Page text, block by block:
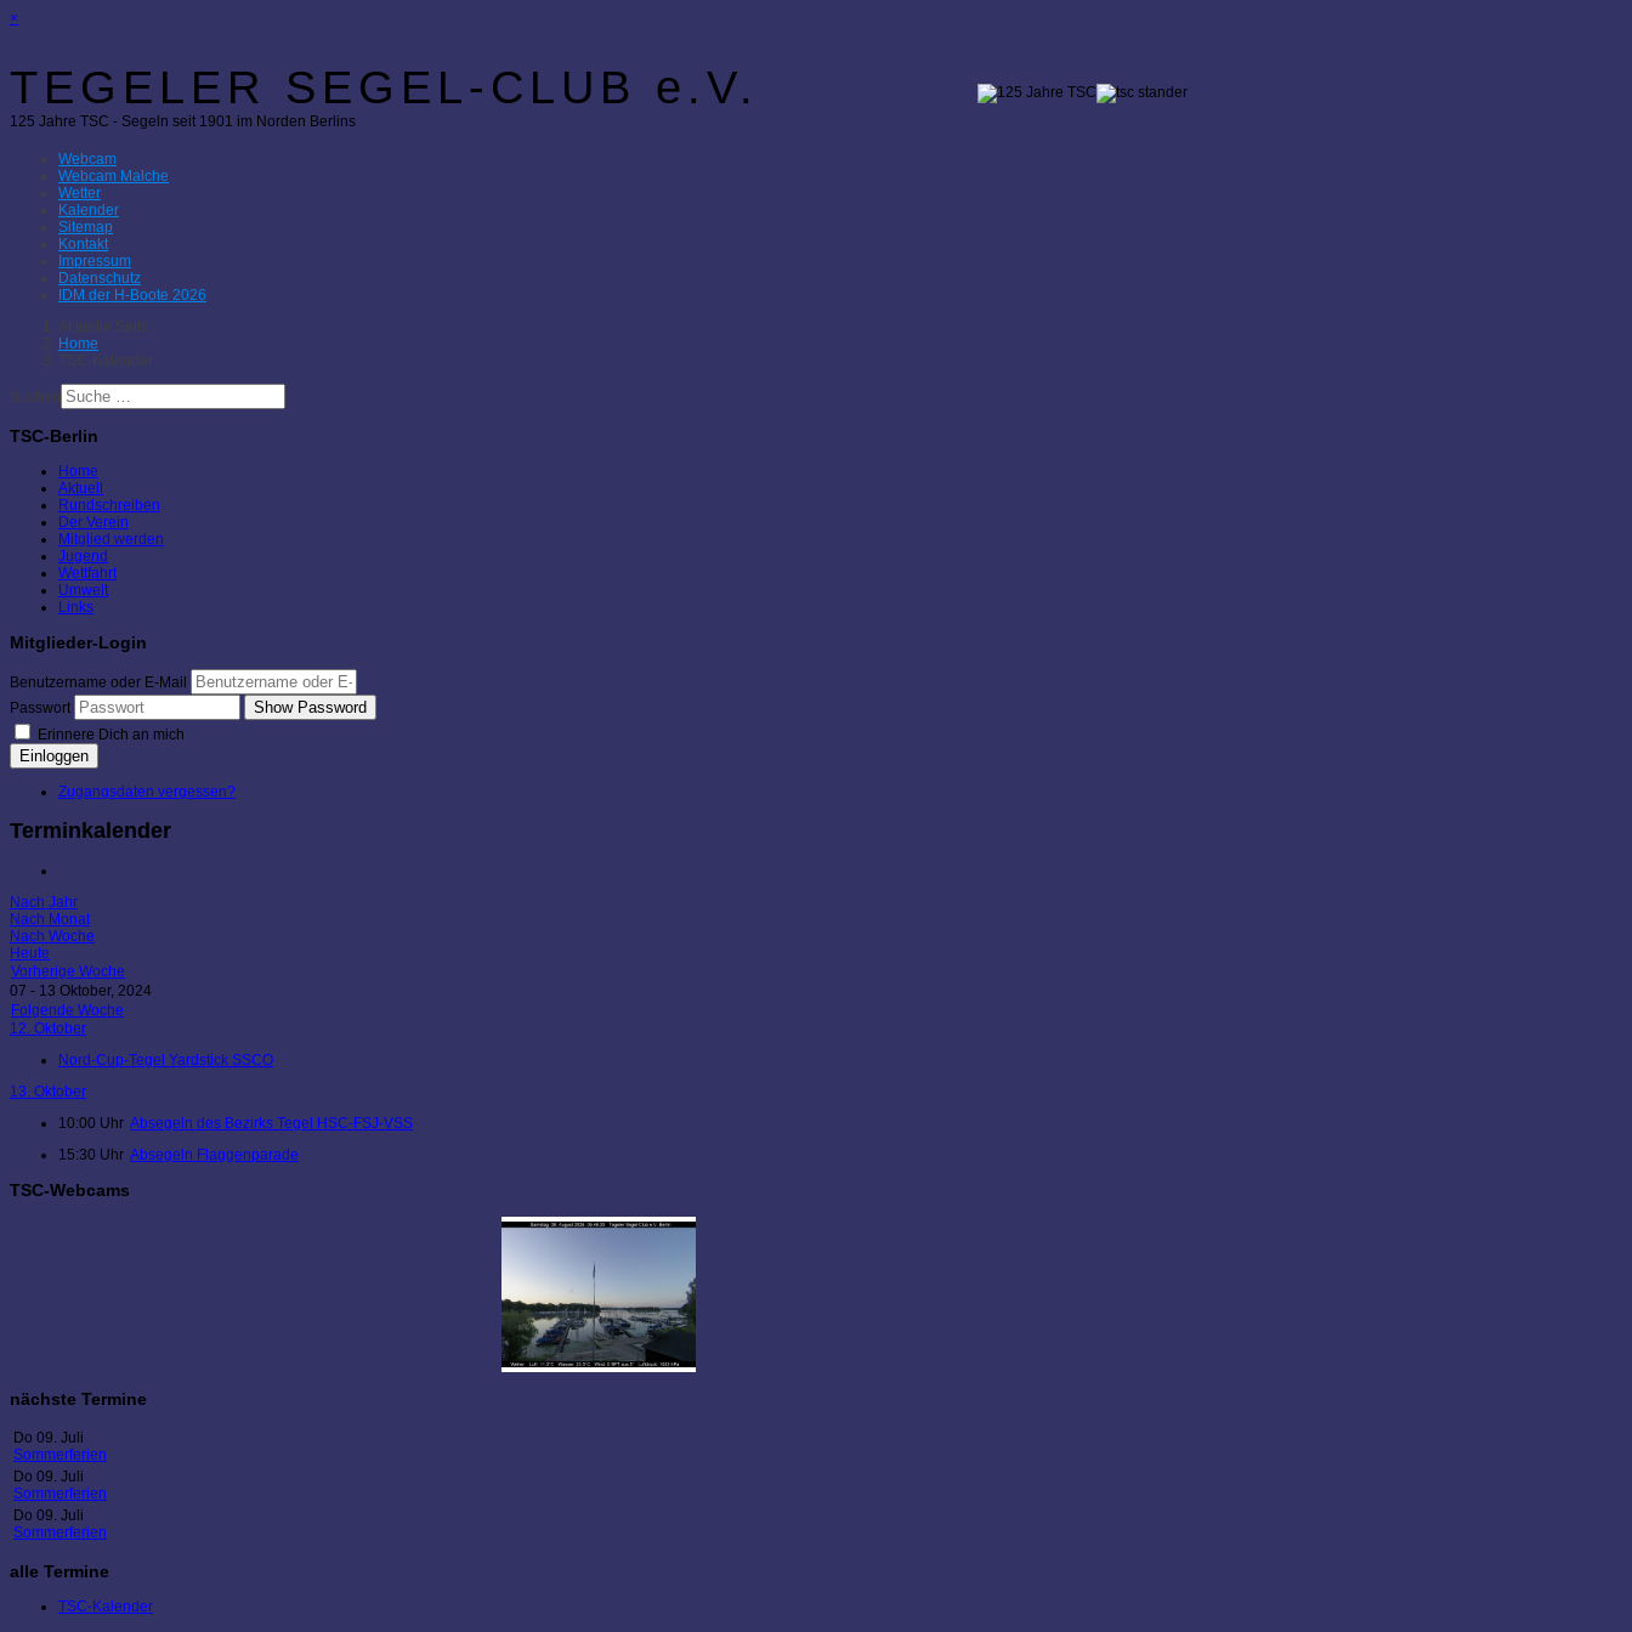
×
TEGELER SEGEL-CLUB e.V.
125 Jahre TSC - Segeln seit 1901 im Norden Berlins
Webcam
Webcam Malche
Wetter
Kalender
Sitemap
Kontakt
Impressum
Datenschutz
IDM der H-Boote 2026
Aktuelle Seite:
Home
TSC-Kalender
Suchen
TSC-Berlin
Home
Aktuell
Rundschreiben
Der Verein
Mitglied werden
Jugend
Wettfahrt
Umwelt
Links
Mitglieder-Login
Benutzername oder E-Mail
Passwort
Show Password
Erinnere Dich an mich
Einloggen
Zugangsdaten vergessen?
Terminkalender
Nach Jahr
Nach Monat
Nach Woche
Heute
Vorherige Woche
07 - 13 Oktober, 2024
Folgende Woche
12. Oktober
Nord-Cup-Tegel Yardstick SSCO
13. Oktober
10:00 Uhr Absegeln des Bezirks Tegel HSC-FSJ-VSS
15:30 Uhr Absegeln Flaggenparade
TSC-Webcams
nächste Termine
Do 09. Juli
Sommerferien
Do 09. Juli
Sommerferien
Do 09. Juli
Sommerferien
alle Termine
TSC-Kalender